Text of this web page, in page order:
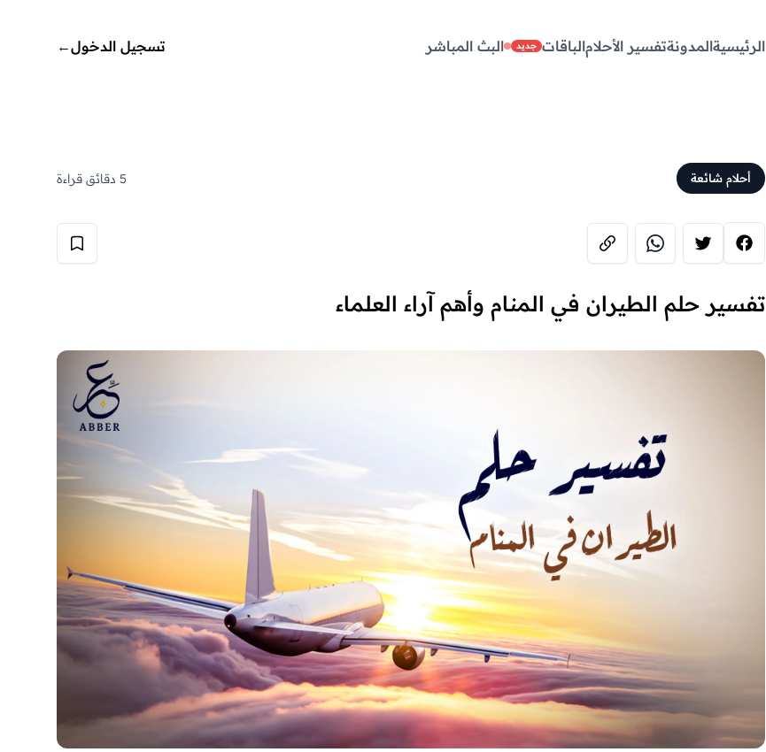
الرئيسيةالمدونةتفسير الأحلامالباقات جديد البث المباشر تسجيل الدخول←
أحلام شائعة 5 دقائق قراءة
تفسير حلم الطيران في المنام وأهم آراء العلماء